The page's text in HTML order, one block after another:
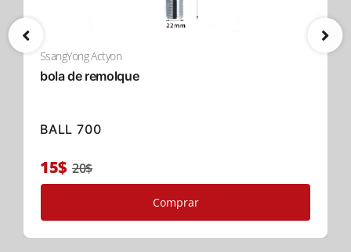
SsangYong Actyon
bola de remolque
BALL 700
15$ 20$
Comprar